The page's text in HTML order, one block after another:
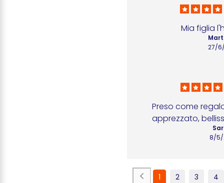
Mia figlia
27/
Preso come
apprezzato,
8/5/
1 2 3 4